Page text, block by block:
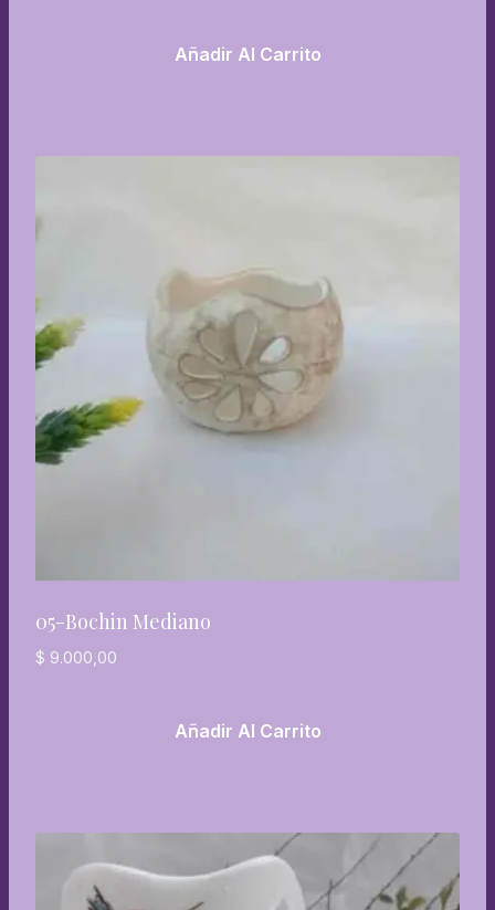
Añadir Al Carrito
05-Bochin Mediano
$ 9.000,00
Añadir Al Carrito